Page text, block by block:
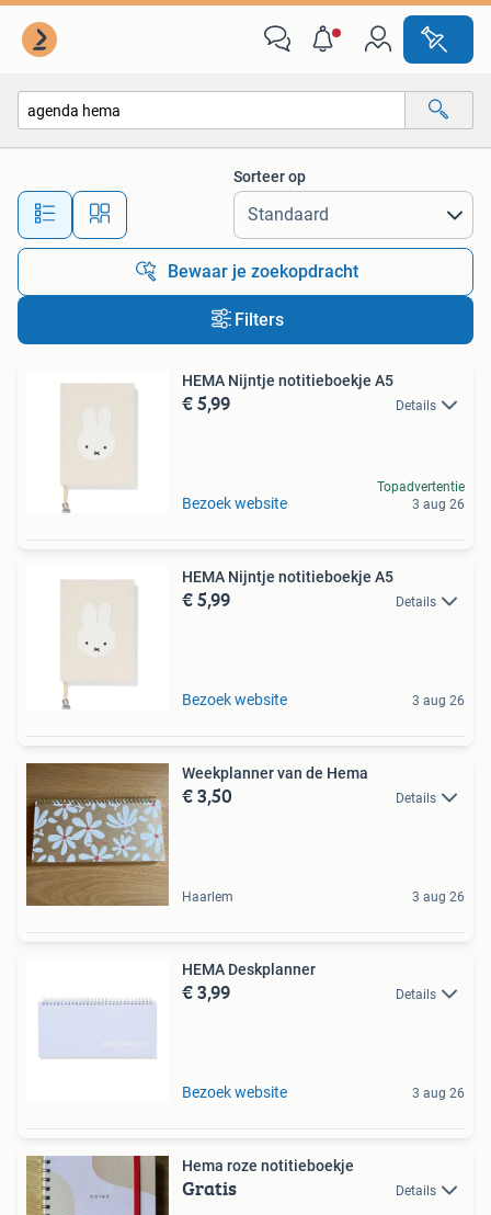
Alle afstanden…
Sorteer op
Bewaar je zoekopdracht
Filters
HEMA Nijntje notitieboekje A5
€ 5,99 Details
Bezoek website
Topadvertentie
3 aug 26
HEMA Nijntje notitieboekje A5
€ 5,99 Details
Bezoek website 3 aug 26
Weekplanner van de Hema
€ 3,50 Details
Haarlem 3 aug 26
HEMA Deskplanner
€ 3,99 Details
Bezoek website 3 aug 26
Hema roze notitieboekje
Gratis Details